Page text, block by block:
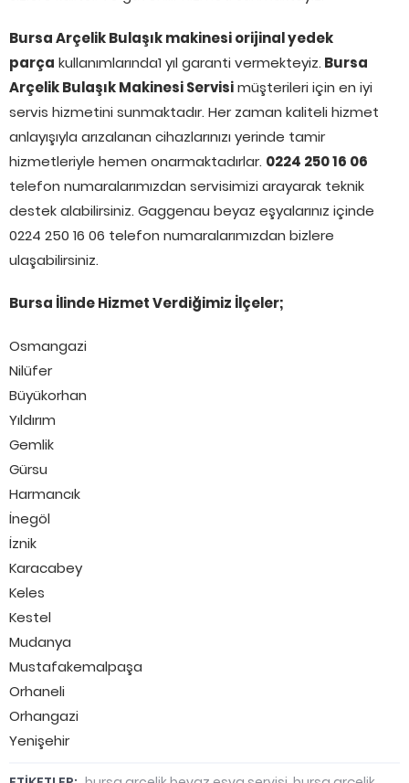
Bursa Arçelik Bulaşık makinesi orijinal yedek
parça kullanımlarında1 yıl garanti vermekteyiz. Bursa
Arçelik Bulaşık Makinesi Servisimüşterileri için en iyi
servis hizmetini sunmaktadır. Her zaman kaliteli hizmet
anlayışıyla arızalanan cihazlarınızı yerinde tamir
hizmetleriyle hemen onarmaktadırlar. 0224 250 16 06
telefon numaralarımızdan servisimizi arayarak teknik
destek alabilirsiniz. Gaggenau beyaz eşyalarınız içinde
0224 250 16 06 telefon numaralarımızdan bizlere
ulaşabilirsiniz.
Bursa İlinde Hizmet Verdiğimiz İlçeler;
Osmangazi
Nilüfer
Büyükorhan
Yıldırım
Gemlik
Gürsu
Harmancık
İnegöl
İznik
Karacabey
Keles
Kestel
Mudanya
Mustafakemalpaşa
Orhaneli
Orhangazi
Yenişehir